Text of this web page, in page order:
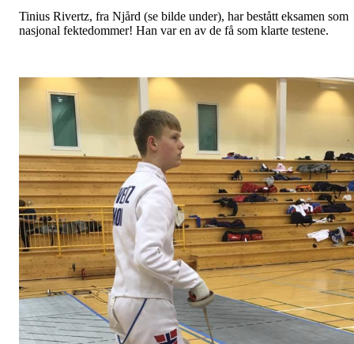
Tinius Rivertz, fra Njård (se bilde under), har bestått eksamen som
nasjonal fektedommer! Han var en av de få som klarte testene.